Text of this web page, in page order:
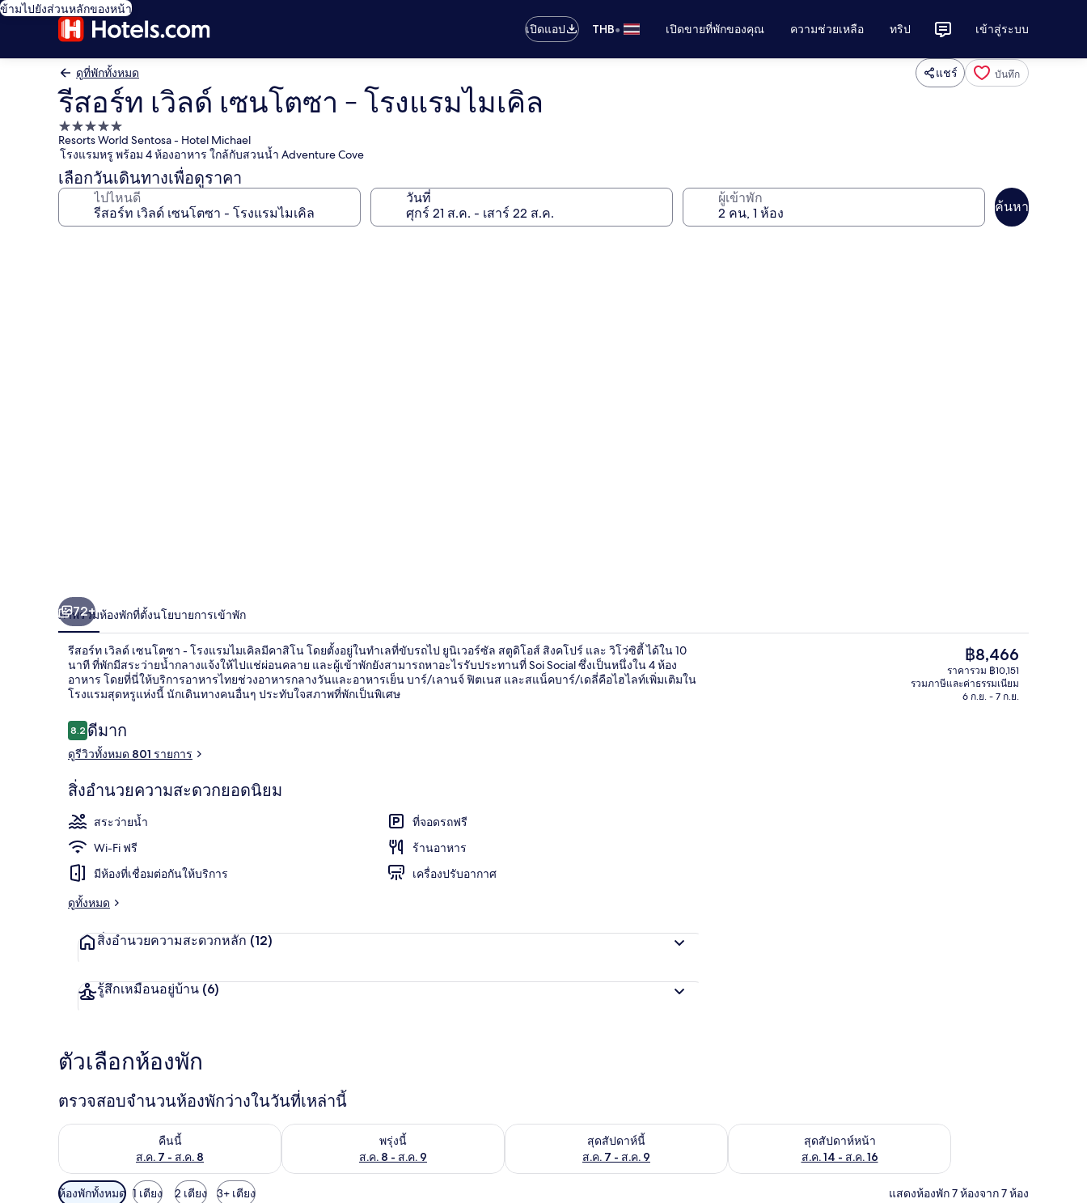
ข้ามไปยังส่วนหลักของหน้า
เปิดแอป
THB• เปิดขายที่พักของคุณ ความช่วยเหลือ ทริป เข้าสู่ระบบ
ดูที่พักทั้งหมด แชร์ บันทึก
รีสอร์ท เวิลด์ เซนโตซา - โรงแรมไมเคิล
ที่พัก
5.0
ดาว
Resorts World Sentosa - Hotel Michael
โรงแรมหรู พร้อม 4 ห้องอาหาร ใกล้กับสวนน้ำ Adventure Cove
เลือกวันเดินทางเพื่อดูราคา
ไปไหนดี วันที่ ผู้เข้าพัก
ค้นหา
3D2N Unwind and Dine - Deluxe
72+
ภาพรวมห้องพักที่ตั้งนโยบายการเข้าพัก
รีสอร์ท เวิลด์ เซนโตซา - โรงแรมไมเคิลมีคาสิโน โดยตั้งอยู่ในทำเลที่ขับรถไป ยูนิเวอร์ซัล สตูดิโอส์ สิงคโปร์ และ วิโว่ซิตี้ ได้ใน 10
นาที ที่พักมีสระว่ายน้ำกลางแจ้งให้ไปแช่ผ่อนคลาย และผู้เข้าพักยังสามารถหาอะไรรับประทานที่ Soi Social ซึ่งเป็นหนึ่งใน 4 ห้อง
อาหาร โดยที่นี่ให้บริการอาหารไทยช่วงอาหารกลางวันและอาหารเย็น บาร์/เลานจ์ ฟิตเนส และสแน็คบาร์/เดลี่คือไฮไลท์เพิ่มเติมใน
โรงแรมสุดหรูแห่งนี้ นักเดินทางคนอื่นๆ ประทับใจสภาพที่พักเป็นพิเศษ
รีวิว
8.28.2 จาก 10
ดีมาก
ดูรีวิวทั้งหมด 801 รายการ
สิ่งอำนวยความสะดวกยอดนิยม
สระว่ายน้ำ
ที่จอดรถฟรี
Wi-Fi ฟรี
ร้านอาหาร
มีห้องที่เชื่อมต่อกันให้บริการ
เครื่องปรับอากาศ
ดูทั้งหมด
สิ่งอำนวยความสะดวกหลัก (12)
รู้สึกเหมือนอยู่บ้าน (6)
ราคา
ปัจจุบัน
฿8,466
฿8,466
ราคารวม ฿10,151
รวมภาษีและค่าธรรมเนียม
6 ก.ย. - 7 ก.ย.
ตัวเลือกห้องพัก
ตรวจสอบจำนวนห้องพักว่างในวันที่เหล่านี้
คืนนี้
ส.ค. 7 - ส.ค. 8
ตรวจสอบจำนวนห้องพักว่างในคืนนี้ ส.ค. 7 - ส.ค. 8
พรุ่งนี้
ส.ค. 8 - ส.ค. 9
ตรวจสอบจำนวนห้องพักว่างในพรุ่งนี้ ส.ค. 8 - ส.ค. 9
สุดสัปดาห์นี้
ส.ค. 7 - ส.ค. 9
ตรวจสอบจำนวนห้องพักว่างในสุดสัปดาห์นี้ ส.ค. 7 - ส.ค. 9สุดสัปดาห์หน้า
ส.ค. 14 - ส.ค. 16
ตรวจสอบจำนวนห้องพักว่างในสุดสัปดาห์หน้า ส.ค. 14 - ส.ค. 16
ตัว
ห้องพักทั้งหมด 1 เตียง 2 เตียง 3+ เตียง แสดงห้องพัก 7 ห้องจาก 7 ห้อง